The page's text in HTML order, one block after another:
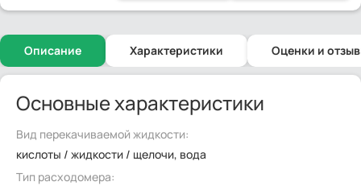
Описание Характеристики Оценки и
Основные характеристики
Вид перекачиваемой жидкости:
кислоты / жидкости / щелочи, вода
Тип расходомера: